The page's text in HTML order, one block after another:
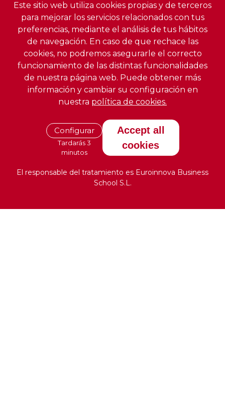
Este sitio web utiliza cookies propias y de terceros
para mejorar los servicios relacionados con tus
preferencias, mediante el análisis de tus hábitos
de navegación. En caso de que rechace las
cookies, no podremos asegurarle el correcto
funcionamiento de las distintas funcionalidades
de nuestra página web. Puede obtener más
información y cambiar su configuración en
nuestra política de cookies.
Configurar
Tardarás 3
minutos
Accept all
cookies
El responsable del tratamiento es Euroinnova Business
School S.L.